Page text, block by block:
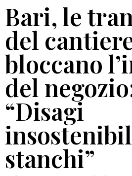
Bari, le
del
bloccano
del
“Disagi
stanchi”